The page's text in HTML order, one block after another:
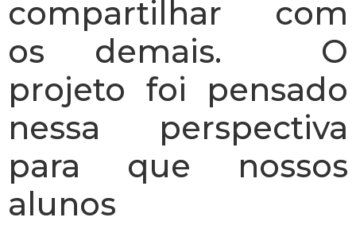
compartilhar com
os demais. O
projeto foi pensado
nessa perspectiva
para que nossos
alunos